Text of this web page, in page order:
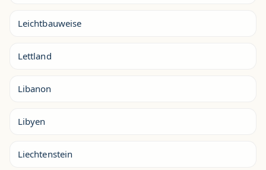
Leichtbauweise
Lettland
Libanon
Libyen
Liechtenstein